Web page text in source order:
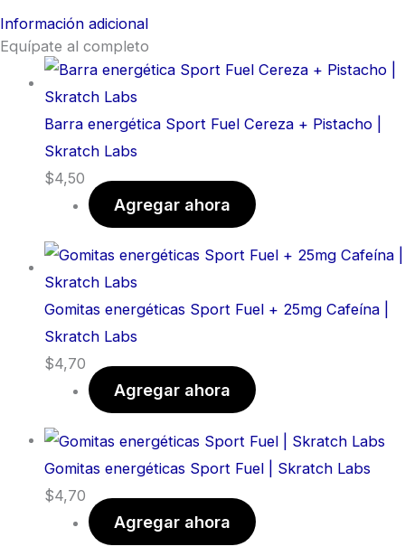
Información adicional
Equípate al completo
Barra energética Sport Fuel Cereza + Pistacho |
Skratch Labs
$4,50
Agregar ahora
Gomitas energéticas Sport Fuel + 25mg Cafeína |
Skratch Labs
$4,70
Agregar ahora
Gomitas energéticas Sport Fuel | Skratch Labs
$4,70
Agregar ahora